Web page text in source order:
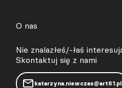
O nas
Nie znalazłeś/-łaś
Skontaktuj się z nami
katarzyna.niewczas@art61.pl